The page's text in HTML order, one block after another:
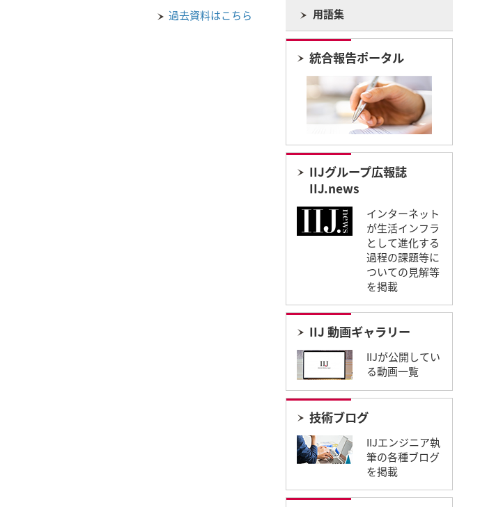
過去資料はこちら
用語集
統合報告ポータル
IIJグループ広報誌
IIJ.news
インターネット
が生活インフラ
として進化する
過程の課題等に
ついての見解等
を掲載
IIJ 動画ギャラリー
IIJが公開してい
る動画一覧
技術ブログ
IIJエンジニア執
筆の各種ブログ
を掲載